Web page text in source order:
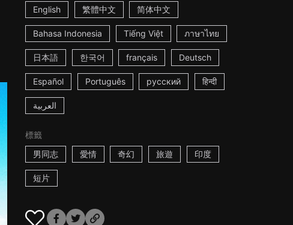
English 繁體中文 简体中文
Bahasa Indonesia Tiếng Việt ภาษาไทย
日本語 한국어 français Deutsch
Español Português русский हिन्दी
العربية
標籤
男同志
愛情 奇幻 旅遊 印度
短片